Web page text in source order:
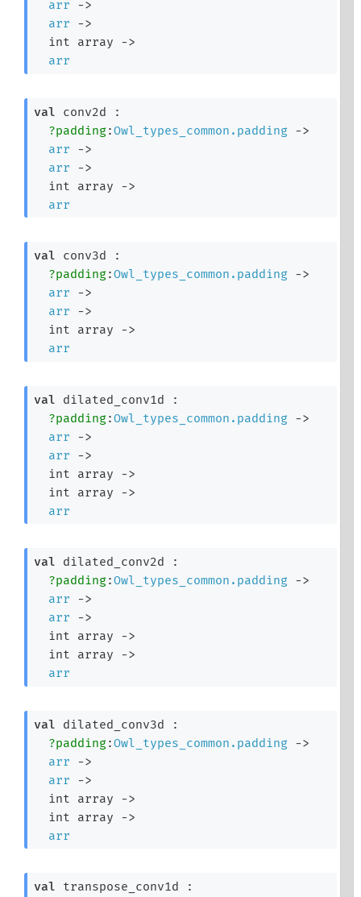
arr
->
arr
->
int array
->
arr
val conv2d :
?padding:Owl_types_common.padding ->
arr
->
arr
->
int array
->
arr
val conv3d :
?padding:Owl_types_common.padding ->
arr
->
arr
->
int array
->
arr
val dilated_conv1d :
?padding:Owl_types_common.padding ->
arr
->
arr
->
int array
->
int array
->
arr
val dilated_conv2d :
?padding:Owl_types_common.padding ->
arr
->
arr
->
int array
->
int array
->
arr
val dilated_conv3d :
?padding:Owl_types_common.padding ->
arr
->
arr
->
int array
->
int array
->
arr
val transpose_conv1d :